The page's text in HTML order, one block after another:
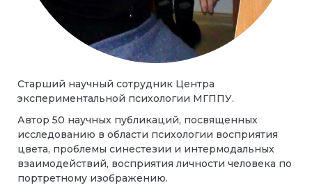
Старший научный сотрудник Центра
экспериментальной психологии МГППУ.
Автор 50 научных публикаций, посвященных
исследованию в области психологии восприятия
цвета, проблемы синестезии и интермодальных
взаимодействий, восприятия личности человека по
портретному изображению.